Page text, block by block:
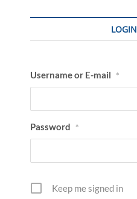
LOGIN
Username or E-mail *
Password *
Keep me signed in